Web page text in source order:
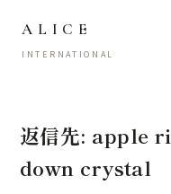
ALICE
INTERNATIONAL
返信先: apple
down crystal